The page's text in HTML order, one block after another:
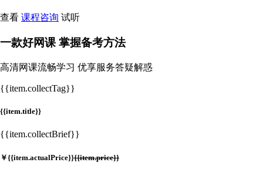
查看 课程咨询 试听
一款好网课 掌握备考方法
高清网课流畅学习 优享服务答疑解惑
{{item.collectTag}}
{{item.title}}
{{item.collectBrief}}
￥{{item.actualPrice}}{{item.price}}